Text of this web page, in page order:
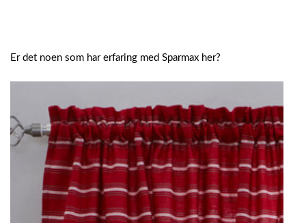
Er det noen som har erfaring med Sparmax her?